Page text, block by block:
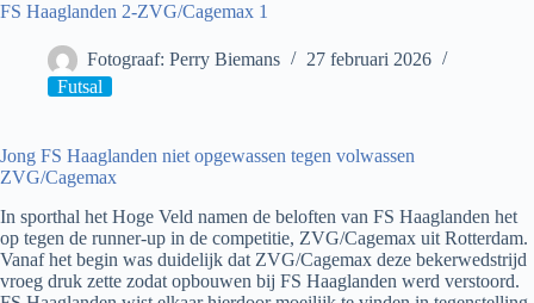
FS Haaglanden 2-ZVG/Cagemax 1
Fotograaf: Perry Biemans
27 februari 2026
Futsal
Jong FS Haaglanden niet opgewassen tegen volwassen
ZVG/Cagemax
In sporthal het Hoge Veld namen de beloften van FS Haaglanden het
op tegen de runner-up in de competitie, ZVG/Cagemax uit Rotterdam.
Vanaf het begin was duidelijk dat ZVG/Cagemax deze bekerwedstrijd
vroeg druk zette zodat opbouwen bij FS Haaglanden werd verstoord.